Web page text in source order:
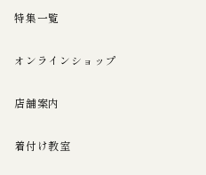
特集一覧
オンラインショップ
店舗案内
着付け教室